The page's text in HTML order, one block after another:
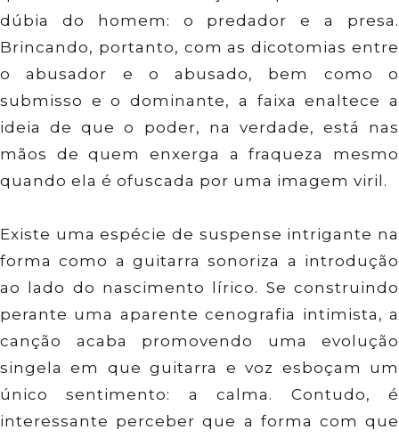
dúbia do homem: o predador e a presa.
Brincando, portanto, com as dicotomias entre
o abusador e o abusado, bem como o
submisso e o dominante, a faixa enaltece a
ideia de que o poder, na verdade, está nas
mãos de quem enxerga a fraqueza mesmo
quando ela é ofuscada por uma imagem viril.
Existe uma espécie de suspense intrigante na
forma como a guitarra sonoriza a introdução
ao lado do nascimento lírico. Se construindo
perante uma aparente cenografia intimista, a
canção acaba promovendo uma evolução
singela em que guitarra e voz esboçam um
único sentimento: a calma. Contudo, é
interessante perceber que a forma com que